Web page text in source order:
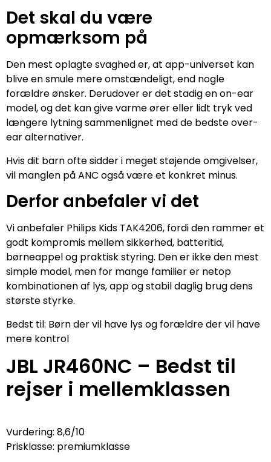
Det skal du være
opmærksom på
Den mest oplagte svaghed er, at app-universet kan
blive en smule mere omstændeligt, end nogle
forældre ønsker. Derudover er det stadig en on-ear
model, og det kan give varme ører eller lidt tryk ved
længere lytning sammenlignet med de bedste over-
ear alternativer.
Hvis dit barn ofte sidder i meget støjende omgivelser,
vil manglen på ANC også være et konkret minus.
Derfor anbefaler vi det
Vi anbefaler Philips Kids TAK4206, fordi den rammer et
godt kompromis mellem sikkerhed, batteritid,
børneappel og praktisk styring. Den er ikke den mest
simple model, men for mange familier er netop
kombinationen af lys, app og stabil daglig brug dens
største styrke.
Bedst til: Børn der vil have lys og forældre der vil have
mere kontrol
JBL JR460NC – Bedst til
rejser i mellemklassen
Vurdering: 8,6/10
Prisklasse: premiumklasse